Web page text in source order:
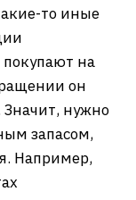
то иные
на
он
нужно
запасом,
Например,